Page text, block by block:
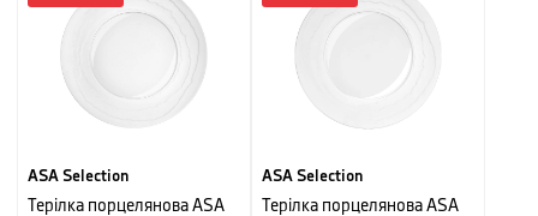
ASA Selection
Терілка порцелянова ASA
ASA Selection
Терілка порцелянова ASA